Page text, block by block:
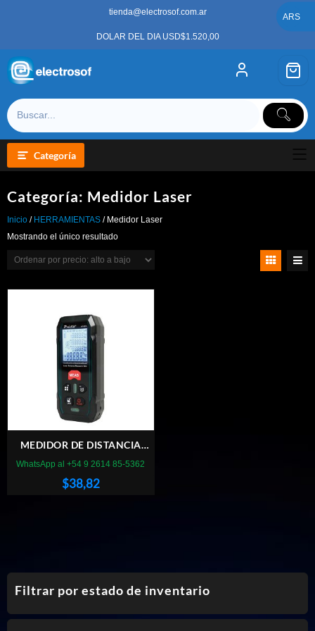
tienda@electrosof.com.ar
DOLAR DEL DIA USD$1.520,00
Categoría
Filtrar por estado de inventario
Categoría: Medidor Laser
Inicio / HERRAMIENTAS / Medidor Laser
Mostrando el único resultado
MEDIDOR DE DISTANCIA
LASER PROSKIT
$38,82
WhatsApp al +54 9 2614 85-5362
ARS